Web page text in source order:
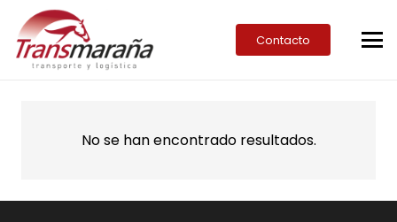
Contacto
No se han encontrado resultados.